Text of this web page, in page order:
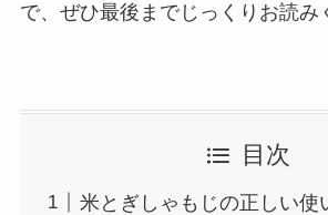
で、ぜひ最後までじっくりお読み
目次
米とぎしゃもじの正しい使